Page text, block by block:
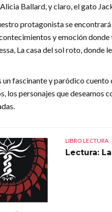
Ballard, y claro, el gato
protagonista se
y emoción
La casa del sol roto, donde
un fascinante y paródico
los personajes que deseamos
LIBRO LECTURA
Lectura: